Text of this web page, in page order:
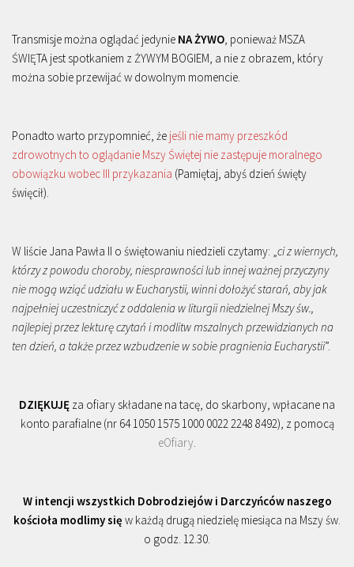
Transmisje można oglądać jedynie NA ŻYWO, ponieważ MSZA
ŚWIĘTA jest spotkaniem z ŻYWYM BOGIEM, a nie z obrazem, który
można sobie przewijać w dowolnym momencie.
Ponadto warto przypomnieć, że jeśli nie mamy przeszkód
zdrowotnych to oglądanie Mszy Świętej nie zastępuje moralnego
obowiązku wobec III przykazania (Pamiętaj, abyś dzień święty
święcił).
W liście Jana Pawła II o świętowaniu niedzieli czytamy: „ci z wiernych,
którzy z powodu choroby, niesprawności lub innej ważnej przyczyny
nie mogą wziąć udziału w Eucharystii, winni dołożyć starań, aby jak
najpełniej uczestniczyć z oddalenia w liturgii niedzielnej Mszy św.,
najlepiej przez lekturę czytań i modlitw mszalnych przewidzianych na
ten dzień, a także przez wzbudzenie w sobie pragnienia Eucharystii”.
DZIĘKUJĘ za ofiary składane na tacę, do skarbony, wpłacane na
konto parafialne (nr 64 1050 1575 1000 0022 2248 8492), z pomocą
eOfiary.
W intencji wszystkich Dobrodziejów i Darczyńców naszego
kościoła modlimy się w każdą drugą niedzielę miesiąca na Mszy św.
o godz. 12.30.